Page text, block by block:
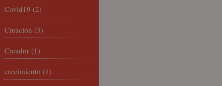
Covid19 (2)
Creación (3)
Creador (1)
crecimiento (1)